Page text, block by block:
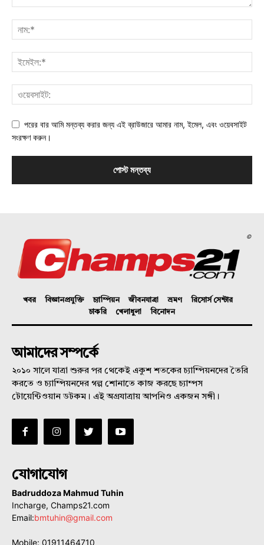
পরের বার আমি মন্তব্য করার জন্য এই ব্রাউজারে আমার নাম, ইমেল, এবং ওয়েবসাইট
সংরক্ষণ করুন।
©
খবর বিজ্ঞানপ্রযুক্তি চ্যাম্পিয়ন জীবনযাত্রা ভ্রমণ
রিসোর্স সেন্টার
চাকরি
খেলাধুলা বিনোদন
আমাদের সম্পর্কে
২০১০ সালে যাত্রা শুরুর পর থেকেই একুশ শতকের চ্যাম্পিয়নদের তৈরি
করতে ও চ্যাম্পিয়নদের গল্প শোনাতে কাজ করছে চ্যাম্পস
টোয়েন্টিওয়ান ডটকম। এই অগ্রযাত্রায় আপনিও একজন সঙ্গী।
যোগাযোগ
Badruddoza Mahmud Tuhin
Incharge, Champs21.com
Email:bmtuhin@gmail.com
Mobile: 01911464710